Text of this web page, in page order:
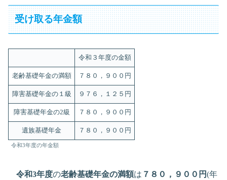
受け取る年金額
令和３年度の金額
老齢基礎年金の満額 ７８０，９００円
障害基礎年金の１級 ９７６，１２５円
障害基礎年金の2級 ７８０，９００円
遺族基礎年金 ７８０，９００円
令和3年度の年金額
令和3年度の老齢基礎年金の満額は ７８０，９００円(年